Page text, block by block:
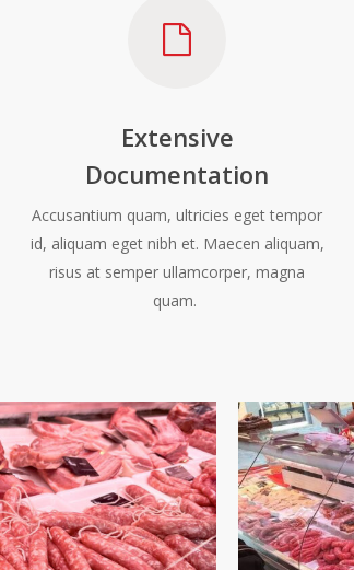
Extensive
Documentation
Accusantium quam, ultricies eget tempor
id, aliquam eget nibh et. Maecen aliquam,
risus at semper ullamcorper, magna
quam.